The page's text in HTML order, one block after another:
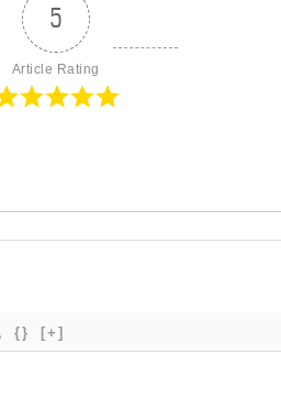
5
Article Rating
{} [+]